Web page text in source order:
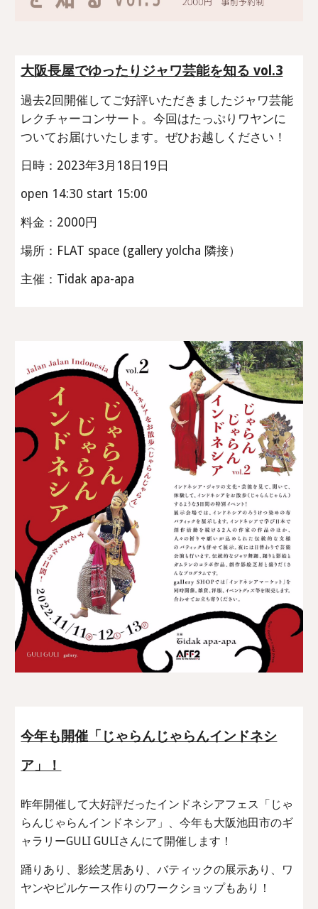
大阪長屋でゆったりジャワ芸能を知る vol.3
過去2回開催してご好評いただきましたジャワ芸能
レクチャーコンサート。今回はたっぷりワヤンに
ついてお届けいたします。ぜひお越しください！
日時：2023年3 月1 8日1 9日
open 14:30 start 15:00
料金：2000円
場所：FLAT space (gallery yolcha 隣接）
主催：Tidak apa-apa
今年も開催「じゃらんじゃらんインドネシ
ア」！
昨年開催して大好評だったインドネシアフェス「じゃ
らんじゃらんインドネシア」、今年も大阪池田市のギ
ャラリーGULI GULIさんにて開催します！
踊りあり、影絵芝居あり、バティックの展示あり、ワ
ヤンやピルケース作りのワークショップもあり！